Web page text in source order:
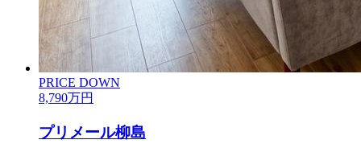
PRICE DOWN
8,790万円
プリメール柳島